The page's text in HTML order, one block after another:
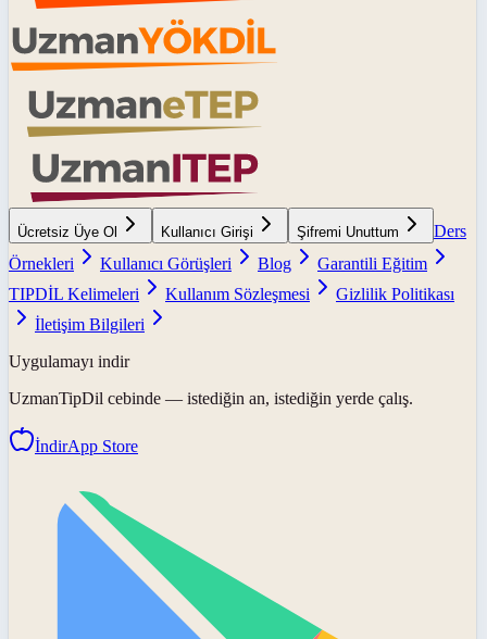
Ücretsiz Üye Ol Kullanıcı Girişi Şifremi Unuttum
Ders
Örnekleri
Kullanıcı Görüşleri Blog
Garantili Eğitim
TIPDİL Kelimeleri
Kullanım Sözleşmesi
Gizlilik Politikası
İletişim Bilgileri
Uygulamayı indir
UzmanTipDil cebinde — istediğin an, istediğin yerde çalış.
İndirApp Store